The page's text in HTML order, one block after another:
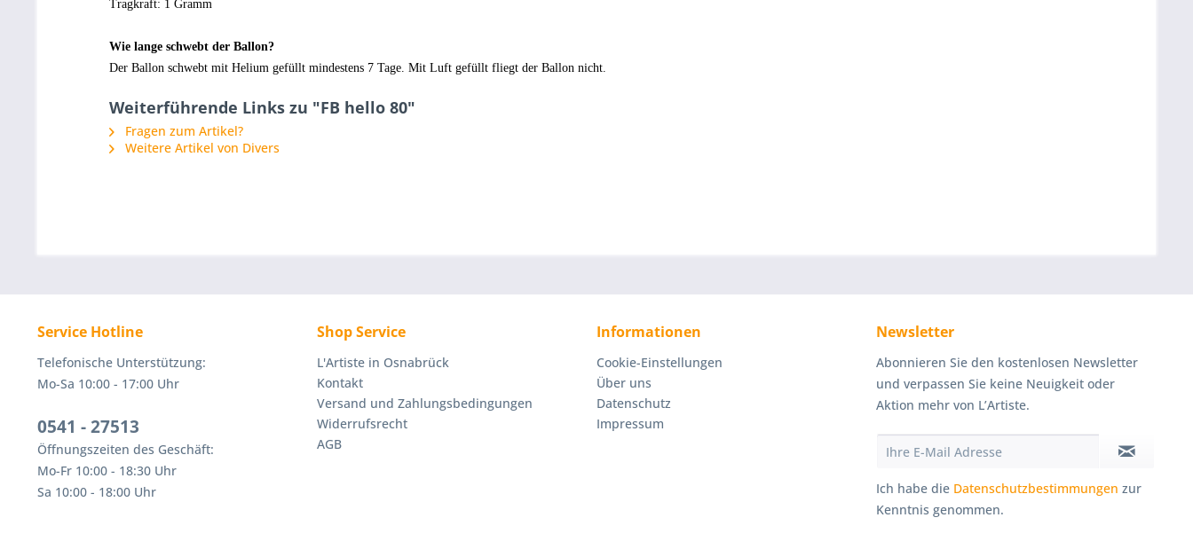
Tragkraft: 1 Gramm
Wie lange schwebt der Ballon?
Der Ballon schwebt mit Helium gefüllt mindestens 7 Tage. Mit Luft gefüllt fliegt der Ballon nicht.
Weiterführende Links zu "FB hello 80"
Fragen zum Artikel?
Weitere Artikel von Divers
Service Hotline
Telefonische Unterstützung:
Mo-Sa 10:00 - 17:00 Uhr
0541 - 27513
Öffnungszeiten des Geschäft:
Mo-Fr 10:00 - 18:30 Uhr
Sa 10:00 - 18:00 Uhr
Shop Service
L'Artiste in Osnabrück
Kontakt
Versand und Zahlungsbedingungen
Widerrufsrecht
AGB
Informationen
Cookie-Einstellungen
Über uns
Datenschutz
Impressum
Newsletter
Abonnieren Sie den kostenlosen Newsletter
und verpassen Sie keine Neuigkeit oder
Aktion mehr von L’Artiste.
Ich habe die Datenschutzbestimmungen zur
Kenntnis genommen.